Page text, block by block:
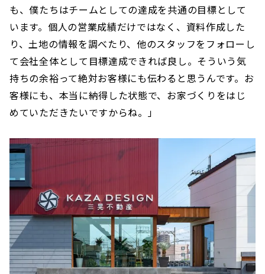
も、僕たちはチームとしての達成を共通の目標として
います。個人の営業成績だけではなく、資料作成した
り、土地の情報を調べたり、他のスタッフをフォローし
て会社全体として目標達成できれば良し。そういう気
持ちの余裕って絶対お客様にも伝わると思うんです。お
客様にも、本当に納得した状態で、お家づくりをはじ
めていただきたいですからね。」